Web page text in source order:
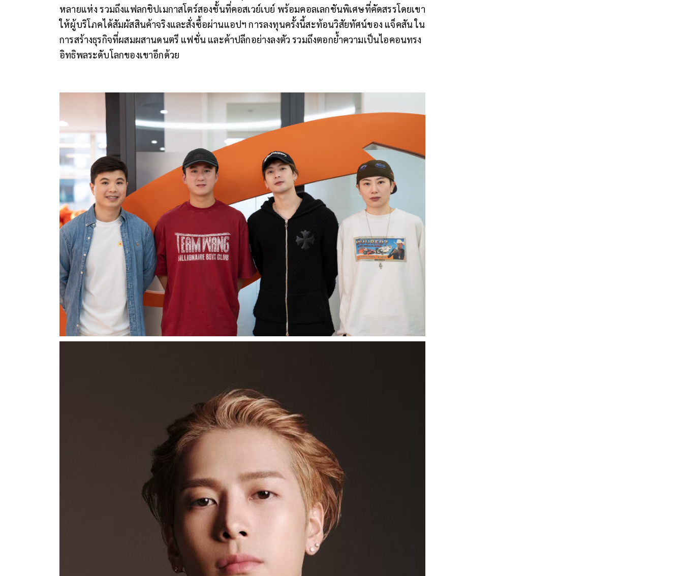
หลายแห่ง รวมถึงแฟลกชิปเมกาสโตร์สองชั้นที่คอสเวย์เบย์ พร้อมคอลเลกชันพิเศษที่คัดสรรโดยเขา
ให้ผู้บริโภคได้สัมผัสสินค้าจริงและสั่งซื้อผ่านแอปฯ การลงทุนครั้งนี้สะท้อนวิสัยทัศน์ของ แจ็คสัน ใน
การสร้างธุรกิจที่ผสมผสานดนตรี แฟชั่น และค้าปลีกอย่างลงตัว รวมถึงตอกย้ำความเป็นไอคอนทรง
อิทธิพลระดับโลกของเขาอีกด้วย